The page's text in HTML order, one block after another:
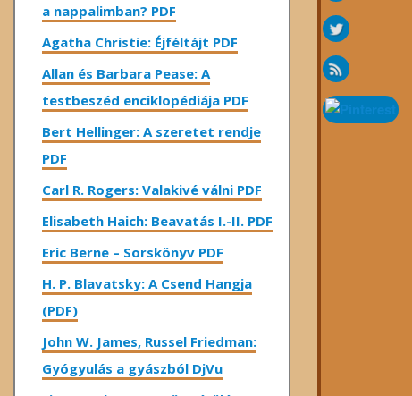
a nappalimban? PDF
Agatha Christie: Éjféltájt PDF
Allan és Barbara Pease: A
testbeszéd enciklopédiája PDF
Bert Hellinger: A ​szeretet rendje
PDF
Carl R. Rogers: Valakivé válni PDF
Elisabeth Haich: Beavatás I.-II. PDF
Eric Berne – Sorskönyv PDF
H. P. Blavatsky: A Csend Hangja
(PDF)
John W. James, Russel Friedman:
Gyógyulás a gyászból DjVu